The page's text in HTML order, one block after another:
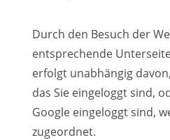
Durch den Besuch der
entsprechende
erfolgt unabhängig
das Sie eingeloggt sind,
Google eingeloggt sind,
zugeordnet.